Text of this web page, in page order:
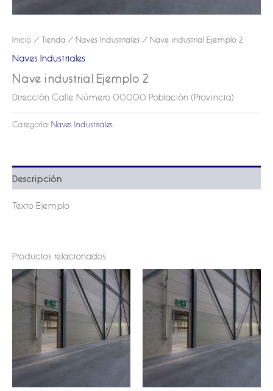
Inicio / Tienda / Naves Industriales / Nave industrial Ejemplo 2
Naves Industriales
Nave industrial Ejemplo 2
Dirección Calle Número 00000 Población (Provincia)
Categoría: Naves Industriales
Descripción
Texto Ejemplo
Productos relacionados